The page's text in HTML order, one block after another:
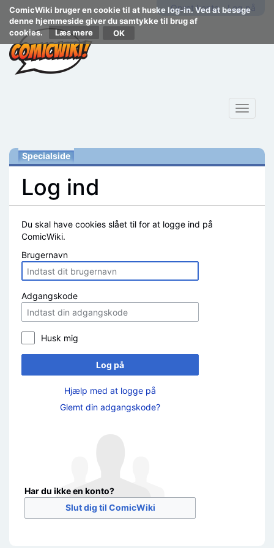
ComicWiki bruger en cookie til at huske log-in. Ved at besøge
denne hjemmeside giver du samtykke til brug af
cookies.
Læs mere
Opret konto Log på
Toggle
Specialside
Log ind
Du skal have cookies slået til for at logge ind på
ComicWiki.
Brugernavn
Adgangskode
Husk mig
Log på
Hjælp med at logge på
Glemt din adgangskode?
Har du ikke en konto?
Slut dig til ComicWiki